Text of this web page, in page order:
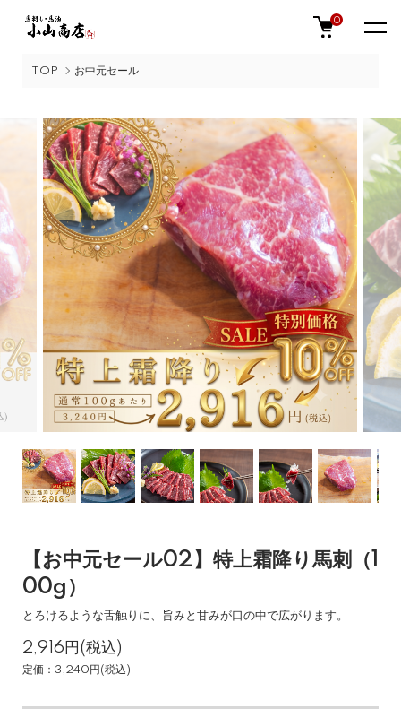
0
TOP お中元セール
【お中元セール02】特上霜降り馬刺（1
00g）
とろけるような舌触りに、旨みと甘みが口の中で広がります。
2,916円(税込)
定価：3,240円(税込)